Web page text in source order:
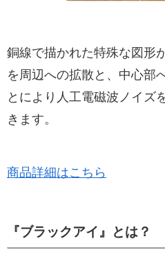
銅線で描かれた特殊な図形
を周辺への拡散と、中心部
とにより人工電磁波ノイズ
きます。
商品詳細はこちら
『ブラックアイ』とは？